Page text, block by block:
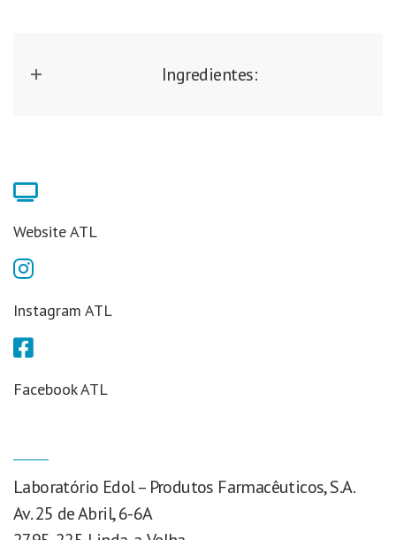
Ingredientes:
Website ATL
Instagram ATL
Facebook ATL
Laboratório Edol – Produtos Farmacêuticos, S.A.
Av. 25 de Abril, 6-6A